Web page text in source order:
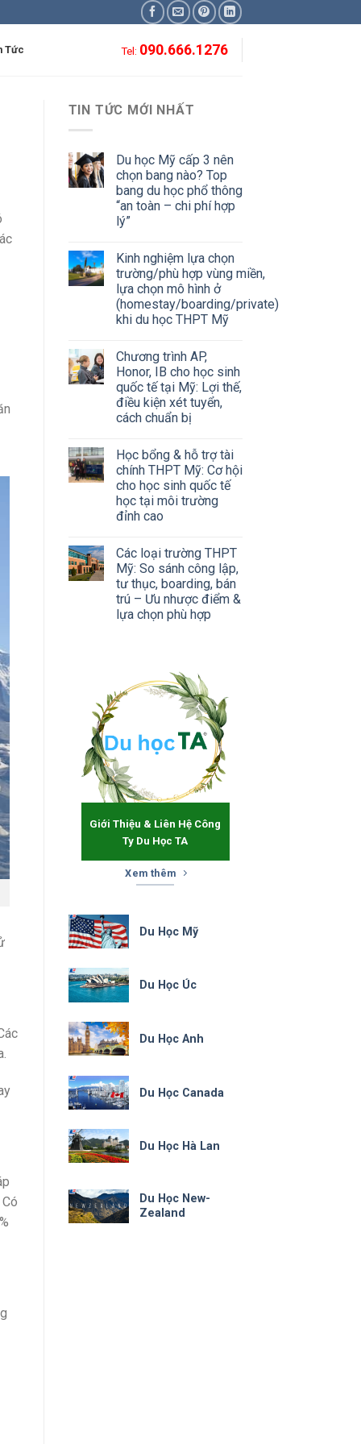
Tức Tel: 090.666.1276
Có
TIN TỨC MỚI NHẤT
Du học Mỹ cấp 3 nên
chọn bang nào? Top
bang du học phổ thông
“an toàn – chi phí hợp
lý”
Kinh nghiệm lựa chọn
trường/phù hợp vùng miền,
lựa chọn mô hình ở
(homestay/boarding/private)
khi du học THPT Mỹ
Chương trình AP,
Honor, IB cho học sinh
quốc tế tại Mỹ: Lợi thế,
điều kiện xét tuyển,
cách chuẩn bị
Học bổng & hỗ trợ tài
chính THPT Mỹ: Cơ hội
cho học sinh quốc tế
học tại môi trường
đỉnh cao
Các loại trường THPT
Mỹ: So sánh công lập,
tư thục, boarding, bán
trú – Ưu nhược điểm &
lựa chọn phù hợp
Giới Thiệu & Liên Hệ Công
Ty Du Học TA
Xem thêm
Du Học Mỹ
Du Học Úc
Du Học Anh
Du Học Canada
Du Học Hà Lan
Du Học New-
Zealand